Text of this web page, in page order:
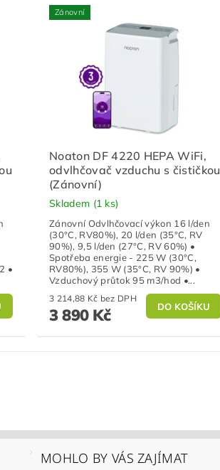
•
Zánovní
Noaton DF 4220 HEPA WiFi,
odvlhčovač vzduchu s čističkou
(Zánovní)
Skladem (1 ks)
Zánovní Odvlhčovací výkon 16 l/den
(30°C, RV80%), 20 l/den (35°C, RV
90%), 9,5 l/den (27°C, RV 60%) •
Spotřeba energie - 225 W (30°C,
RV80%), 355 W (35°C, RV 90%) •
Vzduchový průtok 95 m3/hod •...
3 214,88 Kč bez DPH
3 890 Kč
MOHLO BY VÁS ZAJÍMAT